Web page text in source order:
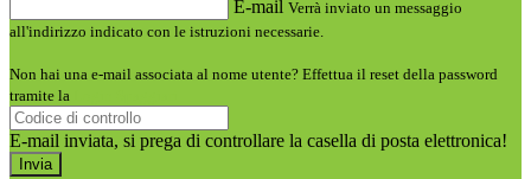
E-mail Verrà inviato un messaggio
all'indirizzo indicato con le istruzioni necessarie.
Non hai una e-mail associata al nome utente? Effettua il reset della password
tramite la
E-mail inviata, si prega di controllare la casella di posta elettronica!